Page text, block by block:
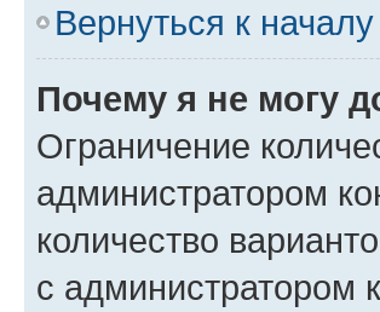
Вернуться к началу
Почему я не могу
Ограничение
администратором
количество
с администратором